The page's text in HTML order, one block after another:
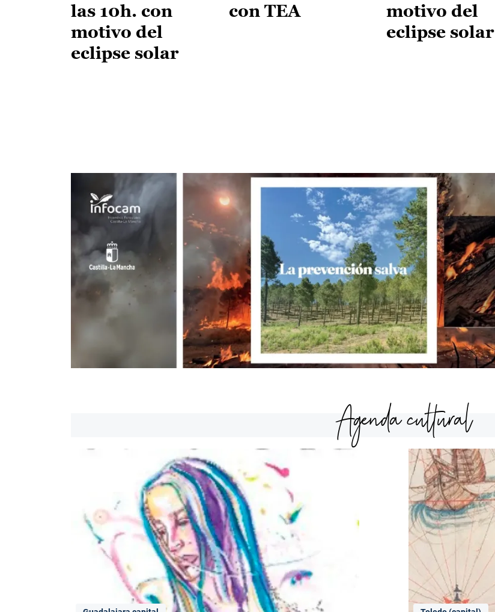
las 10h. con
motivo del
eclipse solar
con TEA
motivo del
eclipse solar
Agenda cultural